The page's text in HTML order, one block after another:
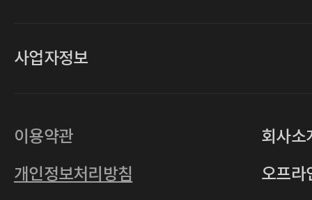
사업자정보
사업자등록번호
통신판매업 2011-서울중구-0149
이용약관
개인정보처리방침
회사소
오프라